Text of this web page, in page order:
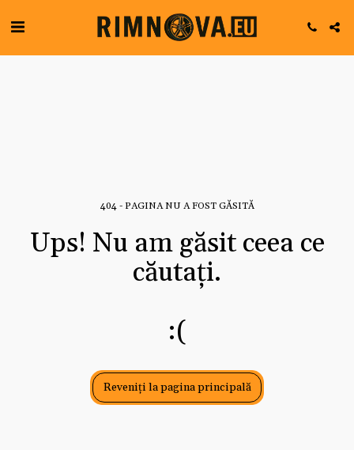
404 - PAGINA NU A FOST GĂSITĂ
Ups! Nu am găsit ceea ce
căutați.
:(
Reveniți la pagina principală